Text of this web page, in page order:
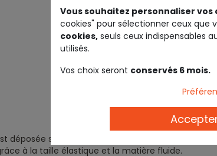
déposée sur cette robe confortable. Votre girl
à la taille élastique et la matière fluide.
Vous souhaitez personnaliser vos
cookies" pour sélectionner ceux que
cookies, seuls ceux indispensables
utilisés.
Vos choix seront conservés 6 mois.